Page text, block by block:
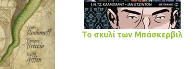
Το σκυλί των Μπάσκερβιλ